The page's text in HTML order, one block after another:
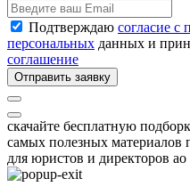
Подтверждаю согласие с
персональных данных и
соглашение
Отправить заявку
скачайте бесплатную
самых полезных материалов
для юристов и директоров